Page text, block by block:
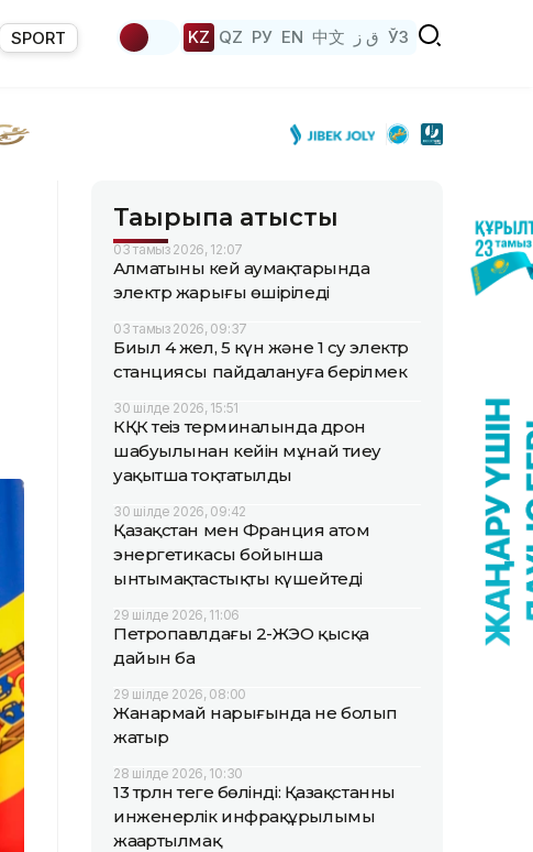
SPORT KZ QZ РУ EN 中文 ق ز ЎЗ
Тақырыпқа қатысты
03 тамыз 2026, 12:07
Алматының кей аумақтарында
электр жарығы өшіріледі
03 тамыз 2026, 09:37
Биыл 4 жел, 5 күн және 1 су электр
станциясы пайдалануға берілмек
30 шілде 2026, 15:51
КҚК теңіз терминалында дрон
шабуылынан кейін мұнай тиеу
уақытша тоқтатылды
30 шілде 2026, 09:42
Қазақстан мен Франция атом
энергетикасы бойынша
ынтымақтастықты күшейтеді
29 шілде 2026, 11:06
Петропавлдағы 2-ЖЭО қысқа
дайын ба
29 шілде 2026, 08:00
Жанармай нарығында не болып
жатыр
28 шілде 2026, 10:30
13 трлн теңге бөлінді: Қазақстанның
инженерлік инфрақұрылымы
жаңартылмақ